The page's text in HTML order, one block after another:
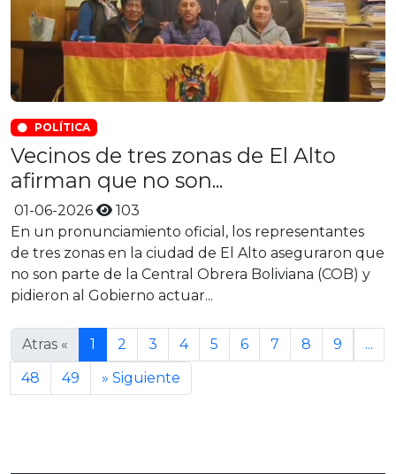
POLÍTICA
Vecinos de tres zonas de El Alto
afirman que no son...
01-06-2026
103
En un pronunciamiento oficial, los representantes
de tres zonas en la ciudad de El Alto aseguraron que
no son parte de la Central Obrera Boliviana (COB) y
pidieron al Gobierno actuar...
Atras « 1 2 3 4 5 6 7 8 9
...
48
49 » Siguiente